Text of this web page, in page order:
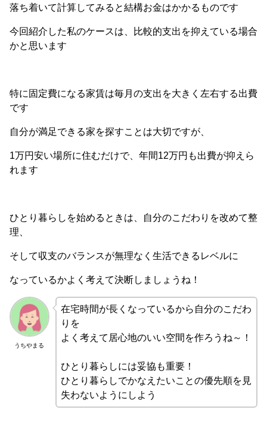
落ち着いて計算してみると結構お金はかかるものです
今回紹介した私のケースは、比較的支出を抑えている場合
かと思います
特に固定費になる家賃は毎月の支出を大きく左右する出費
です
自分が満足できる家を探すことは大切ですが、
1万円安い場所に住むだけで、年間12万円も出費が抑えら
れます
ひとり暮らしを始めるときは、自分のこだわりを改めて整
理、
そして収支のバランスが無理なく生活できるレベルに
なっているかよく考えて決断しましょうね！
うちやまる
在宅時間が長くなっているから自分のこだわ
りを
よく考えて居心地のいい空間を作ろうね～！
ひとり暮らしには妥協も重要！
ひとり暮らしでかなえたいことの優先順を見
失わないようにしよう